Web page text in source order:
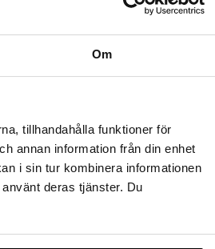
Om
tillhandahålla funktioner för
annan information från din enhet
i sin tur kombinera informationen
deras tjänster. Du
24cm
WIINBLAD
vaihtoehtona
Flora Japonica Noodle
Bowl 20.3cm
TOKYO DESIGN STUDIO